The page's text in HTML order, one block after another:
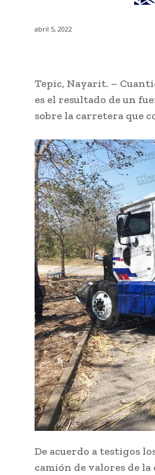
abril 5, 2022
Tepic, Nayarit. –
es el resultado de un
sobre la carretera que
De acuerdo a testigos
camión de valores de